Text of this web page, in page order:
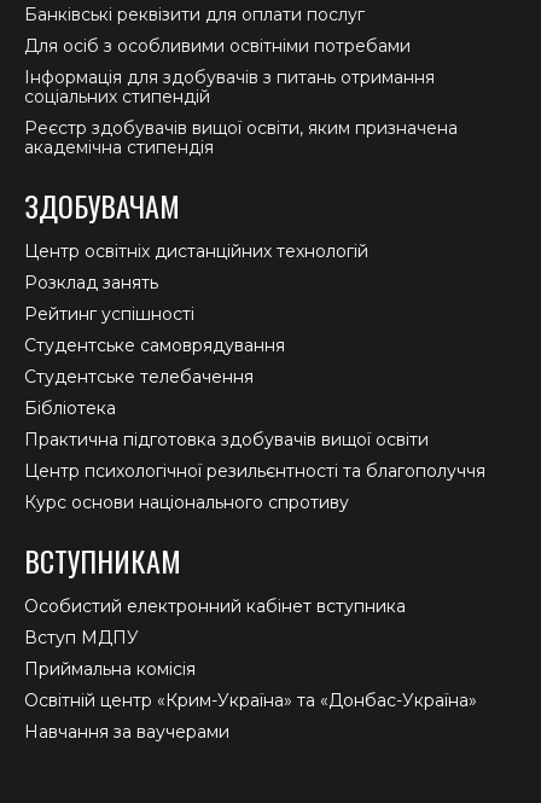
Банківські реквізити для оплати послуг
Для осіб з особливими освітніми потребами
Інформація для здобувачів з питань отримання
соціальних стипендій
Реєстр здобувачів вищої освіти, яким призначена
академічна стипендія
ЗДОБУВАЧАМ
Центр освітніх дистанційних технологій
Розклад занять
Рейтинг успішності
Студентське самоврядування
Студентське телебачення
Бібліотека
Практична підготовка здобувачів вищої освіти
Центр психологічної резильєнтності та благополуччя
Курс основи національного спротиву
ВСТУПНИКАМ
Особистий електронний кабінет вступника
Вступ МДПУ
Приймальна комісія
Освітній центр «Крим-Україна» та «Донбас-Україна»
Навчання за ваучерами